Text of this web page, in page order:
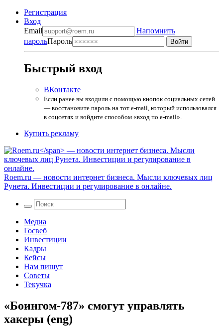
Регистрация
Вход
Email
Напомнить
парольПароль
Быстрый вход
ВКонтакте
Если ранее вы входили с помощью кнопок социальных сетей
— восстановите пароль на тот e-mail, который использовался
в соцсетях и войдите способом «вход по e-mail».
Купить рекламу
Roem.ru — новости интернет бизнеса. Мысли ключевых лиц
Рунета. Инвестиции и регулирование в онлайне.
Медиа
Госвеб
Инвестиции
Кадры
Кейсы
Нам пишут
Советы
Текучка
«Боингом-787» смогут управлять
хакеры (eng)